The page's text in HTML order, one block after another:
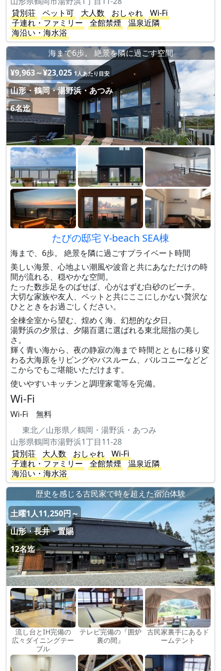
貸別荘
ペット可 大人数 おしゃれ
Wi-Fi
子連れ・ファミリー
全館禁煙
温泉近隣
海沿い・海水浴
海まで6歩。 絶景を隣に過ごす空間
¥9,963～¥23,025 1人あたり目安
山形・鶴岡・湯野浜・あつみ
6名迄
たびの邸宅 Y-beach SEA棟
海まで、6歩。 絶景を隣に過ごすプライベート時間
美しい海景、心地よい潮風や波音と共にあなただけの時
間が流れる、穏やかな空間。
たった数歩足をのばせば、心がはずむ白砂のビーチ。
大切な家族や友人、ペットと共にここにしかない贅沢な
ひとときをお過ごしください。
全棟全室から望む、煌めく海、幻想的な夕日。
湯野浜の夕景は、夕陽百選に選ばれる東北屈指の美し
さ。
輝く青い海から、夜の静寂の海まで 時間とともに移り変
わる大海原をリビングやバスルーム、バルコニーなどど
こからでもご堪能いただけます。
使いやすいキッチンと調理家電等を完備。
Wi-Fi
Wi-Fi 無料
東北／山形県／鶴岡・湯野浜・あつみ
山形県鶴岡市湯野浜1丁目11-28
貸別荘
大人数 おしゃれ
Wi-Fi
子連れ・ファミリー
全館禁煙
温泉近隣
海沿い・海水浴
歴史を感じる古民家で時を超えた宿泊体験
土曜1人11,250円～
山形・長井・置賜
12名迄
流し台とIH完備の
広々ダイニングテー
ブル
テレビ完備の『囲炉
裏の間』
古民家裏手にあるド
ームテント